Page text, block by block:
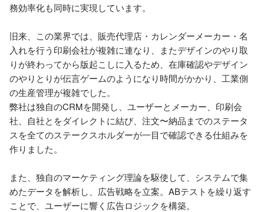
務効率化も同時に実現しています。
旧来、この業界では、販売代理店・カレンダーメーカー・名
入れを行う印刷会社が複雑に連なり、またデザインのやり取
りが終わってから版起こしに入るため、在庫確認やデザイン
のやりとりが伝言ゲームのようになり時間がかかり、工業側
の生産管理が複雑でした。
弊社は独自のCRMを開発し、ユーザーとメーカー、印刷会
社、自社とをダイレクトに結び、注文〜納品までのステータ
スを全てのステークスホルダーが一目で確認できる仕組みを
作りました。
また、独自のマーケティング理論を駆使して、システムで集
めたデータを解析し、広告戦略を立案。ABテストを繰り返す
ことで、ユーザーに響く広告ロジックを構築。